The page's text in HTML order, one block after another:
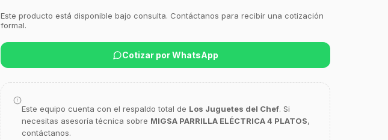
Este producto está disponible bajo consulta. Contáctanos para recibir una cotización
formal.
Cotizar por WhatsApp
Este equipo cuenta con el respaldo total de Los Juguetes del Chef. Si
necesitas asesoría técnica sobre MIGSA PARRILLA ELÉCTRICA 4 PLATOS,
contáctanos.